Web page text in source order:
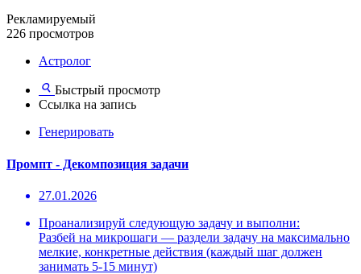
Рекламируемый
226 просмотров
Астролог
Быстрый просмотр
Ссылка на запись
Генерировать
Промпт - Декомпозиция задачи
27.01.2026
Проанализируй следующую задачу и выполни:
Разбей на микрошаги — раздели задачу на максимально
мелкие, конкретные действия (каждый шаг должен
занимать 5-15 минут)